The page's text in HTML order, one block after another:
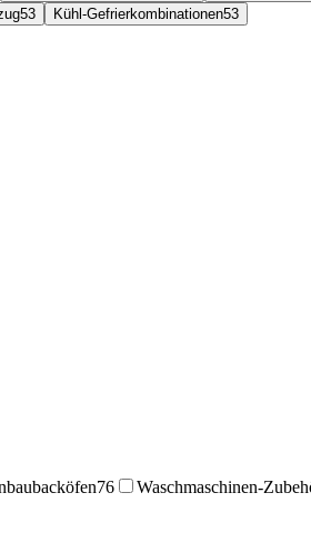
53 Kühl-Gefrierkombinationen53
76 Waschmaschinen-